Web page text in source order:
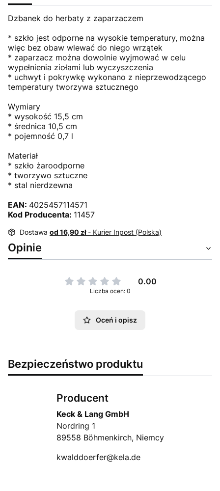
Dzbanek do herbaty z zaparzaczem
* szkło jest odporne na wysokie temperatury, można
więc bez obaw wlewać do niego wrzątek
* zaparzacz można dowolnie wyjmować w celu
wypełnienia ziołami lub wyczyszczenia
* uchwyt i pokrywkę wykonano z nieprzewodzącego
temperatury tworzywa sztucznego
Wymiary
* wysokość 15,5 cm
* średnica 10,5 cm
* pojemność 0,7 l
Materiał
* szkło żaroodporne
* tworzywo sztuczne
* stal nierdzewna
EAN: 4025457114571
Kod Producenta: 11457
Dostawa od 16,90 zł - Kurier Inpost (Polska)
Opinie
0.00
Liczba ocen: 0
Oceń i opisz
Bezpieczeństwo produktu
Producent
Keck & Lang GmbH
Nordring 1
89558 Böhmenkirch, Niemcy
kwalddoerfer@kela.de